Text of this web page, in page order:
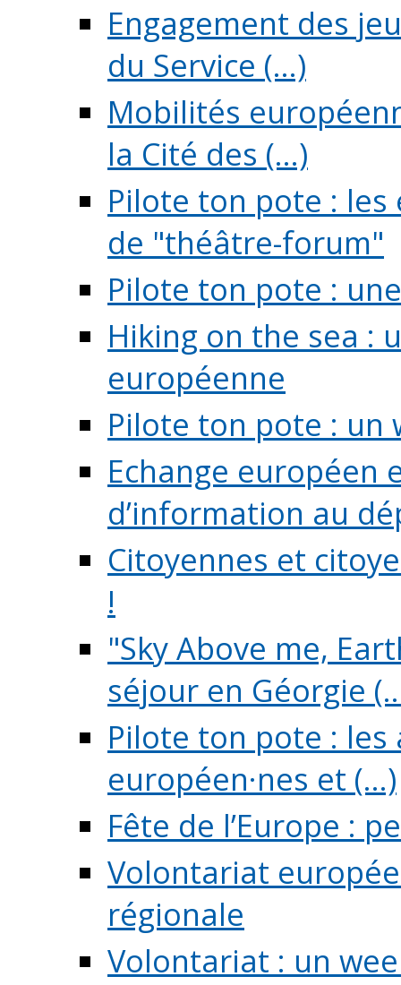
Engagement des
du Service (...)
Mobilités
la Cité des (...)
Pilote ton pote :
de "théâtre-forum"
Pilote ton pote :
Hiking on the sea :
européenne
Pilote ton pote : un
Echange européen
d’information au
Citoyennes et
!
"Sky Above me,
séjour en Géorgie
Pilote ton pote :
européen·nes et (...)
Fête de l’Europe :
Volontariat
régionale
Volontariat : un